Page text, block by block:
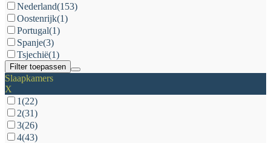
Nederland(153)
Oostenrijk(1)
Portugal(1)
Spanje(3)
Tsjechië(1)
Filter toepassen
Slaapkamers
X
1(22)
2(31)
3(26)
4(43)